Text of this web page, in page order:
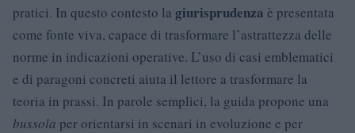
pratici. In questo contesto la giurisprudenza è presentata
come fonte viva, capace di trasformare l’astrattezza delle
norme in indicazioni operative. L’uso di casi emblematici
e di paragoni concreti aiuta il lettore a trasformare la
teoria in prassi. In parole semplici, la guida propone una
bussola per orientarsi in scenari in evoluzione e per